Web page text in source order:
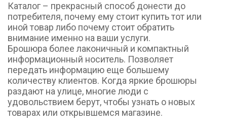
Каталог – прекрасный способ донести до
потребителя, почему ему стоит купить тот или
иной товар либо почему стоит обратить
внимание именно на ваши услуги.
Брошюра более лаконичный и компактный
информационный носитель. Позволяет
передать информацию еще большему
количеству клиентов. Когда яркие брошюры
раздают на улице, многие люди с
удовольствием берут, чтобы узнать о новых
товарах или открывшемся магазине.